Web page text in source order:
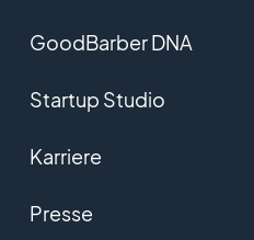
GoodBarber DNA
Startup Studio
Karriere
Presse